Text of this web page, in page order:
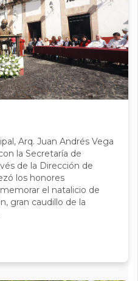
Arq. Juan Andrés Vega
la Secretaría de
de la Dirección de
los honores
el natalicio de
gran caudillo de la